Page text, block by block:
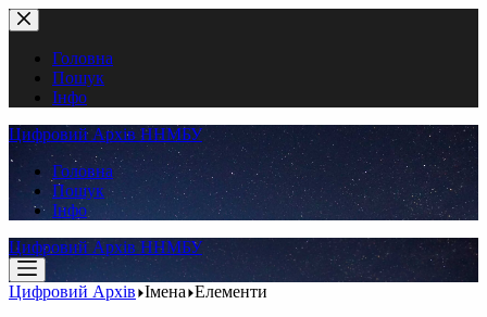
Перейти
до
вмістуГоловна
Пошук
Інфо
Цифровий Архів ННМБУ
Головна
Пошук
Інфо
Цифровий Архів ННМБУ
Цифровий Архів Імена Елементи